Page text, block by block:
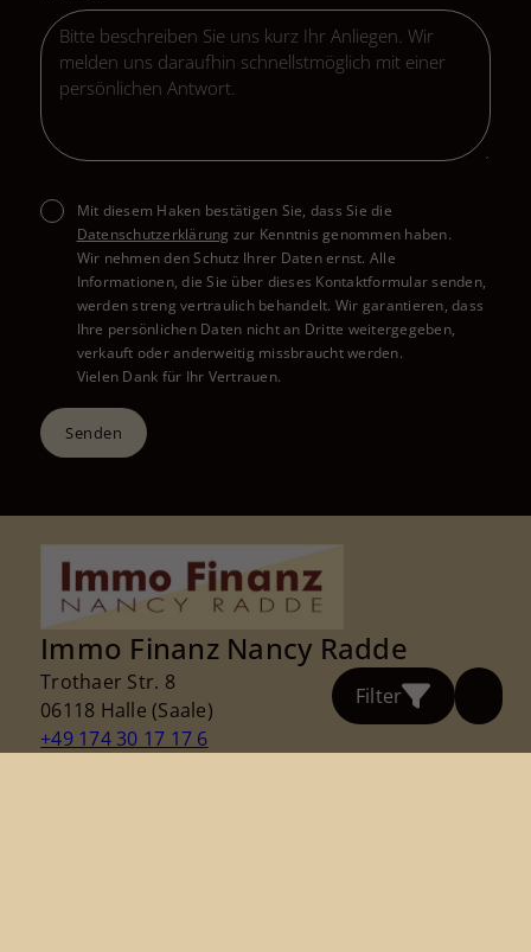
Filter
Mit diesem Haken bestätigen Sie, dass Sie die
Datenschutzerklärung zur Kenntnis genommen haben.
Wir nehmen den Schutz Ihrer Daten ernst. Alle
Informationen, die Sie über dieses Kontaktformular senden,
werden streng vertraulich behandelt. Wir garantieren, dass
Ihre persönlichen Daten nicht an Dritte weitergegeben,
verkauft oder anderweitig missbraucht werden.
Vielen Dank für Ihr Vertrauen.
Senden
Immo Finanz Nancy Radde
Trothaer Str. 8
06118 Halle (Saale)
+49 174 30 17 17 6